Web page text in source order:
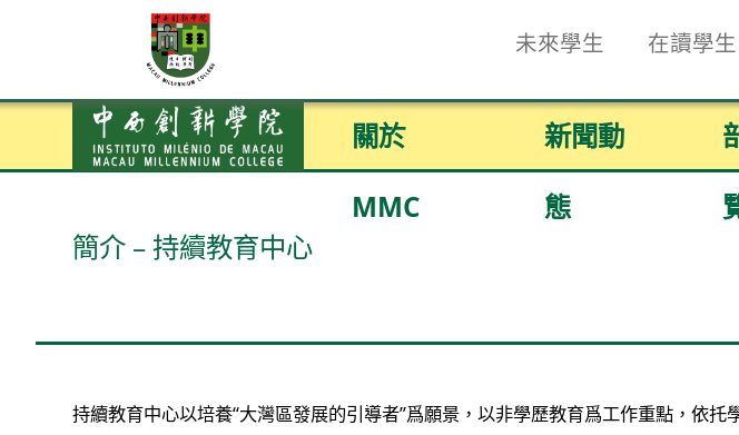
未來學生 在讀學生
關於
MMC
新聞動
態
簡介 – 持續教育中心
持續教育中心以培養“大灣區發展的引導者”爲願景，以非學歷教育爲工作重點，依